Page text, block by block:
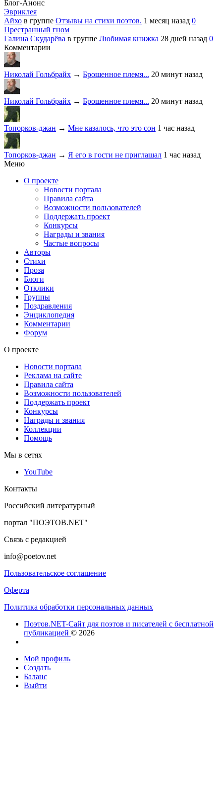
Блог-Анонс
Эвриклея
Айхо в группе Отзывы на стихи поэтов. 1 месяц назад 0
Престранный гном
Галина Скударёва в группе Любимая книжка 28 дней назад 0
Комментарии
Николай Гольбрайх → Брошенное племя... 20 минут назад
Николай Гольбрайх → Брошенное племя... 20 минут назад
Топорков-джан → Мне казалось, что это сон 1 час назад
Топорков-джан → Я его в гости не приглашал 1 час назад
Меню
О проекте
Новости портала
Правила сайта
Возможности пользователей
Поддержать проект
Конкурсы
Награды и звания
Частые вопросы
Авторы
Стихи
Проза
Блоги
Отклики
Группы
Поздравления
Энциклопедия
Комментарии
Форум
О проекте
Новости портала
Реклама на сайте
Правила сайта
Возможности пользователей
Поддержать проект
Конкурсы
Награды и звания
Коллекции
Помощь
Мы в сетях
YouTube
Контакты
Российский литературный
портал "ПОЭТОВ.NET"
Связь с редакцией
info@poetov.net
Пользовательское соглашение
Оферта
Политика обработки персональных данных
Поэтов.NET-Сайт для поэтов и писателей с бесплатной
публикацией © 2026
Мой профиль
Создать
Баланс
Выйти